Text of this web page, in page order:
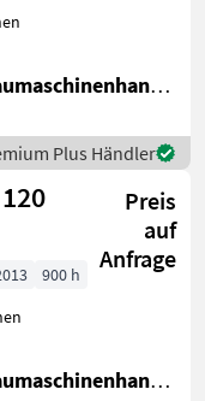
Kleinheider Baumaschinenhandel GmbH.
Plus Händler
Preis
auf
Anfrage
900 h
Kleinheider Baumaschinenhandel GmbH.